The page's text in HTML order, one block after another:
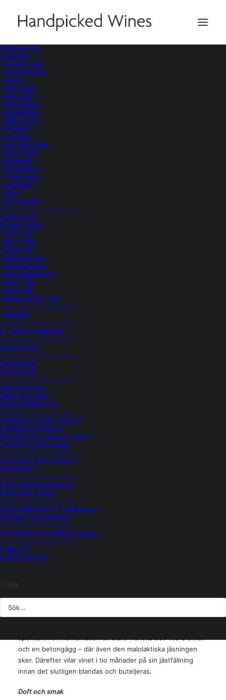
| PRODUKTER
| LÄNDER
• ARGENTINA
• AUSTRALIEN
• CHILE
• ENGLAND
• FINLAND
• FRANKRIKE
• GEORGIEN
• GREKLAND
• ITALIEN
• KANADA
• NYA ZEELAND
• PORTUGAL
• SPANIEN
• SYDAFRIKA
• TYSKLAND
• UNGERN
• USA
• ÖSTERRIKE
• • • • • • • • • • • • • • • • •
| SÖKGUIDE
| VARUTYPER
• VITT VIN
• RÖTT VIN
• ROSÉ VIN
• ORANGE VIN
• CHAMPAGNE
• MOUSSERANDE
• SÖTT VIN
• PORTVIN
• EKOLOGISKT VIN
• • • • • • • • • • • • • • • • •
• GRAPPA
• • • • • • • • • • • • • • • • •
| FLASKSTORLEKAR
• • • • • • • • • • • • • • • • •
| SÖKGUIDE
• • • • • • • • • • • • • • • • •
| PRISLISTA
| SÖKGUIDE
• • • • • • • • • • • • • • • • •
| RESTAURANG
| BESTÄLL HÄR!
| REGISTRERA DIG
• • • • • • • • • • • • • • • • •
| FRIENDS | STORE | INSIGHT
| FRIENDS | Klubben
| STORE | Provningar & Event
| INSIGHT | Reportage
• • • • • • • • • • • • • • • • •
| KONTAKT | INFO | ABOUT
| KONTAKT
• • • • • • • • • • • • • • • • •
| OM OSS | Medarbetare
| ENGLISH | About
• • • • • • • • • • • • • • • • •
| SUSTAINABILITY | Hållbarhet
| PRESS | Produktbilder
• • • • • • • • • • • • • • • • •
| INTEGRITET | GDPR | Cookies
• • • • • • • • • • • • • • • • •
| ARKIVET
| BACK OFFICE
WOLF & WOMAN CHENIN BLANC 2024
Ny årgång och efterlängtad av många. Wolf & Woman
Chenin Blanc är ett vin med tydlig identitet och djupa rötter
– bokstavligen. Druvorna kommer från fyra olika vingårdar
med dry-farmed bush vines som alla har uppnått en
respektabel ålder på mellan 40 och 48 år. Tre av dessa
vingårdar ligger i Paardeberg och planterades 1968, 1971
och 1980, i vittrad granitjord. Den fjärde vingården ligger
norr om Malmesbury och planterades 1981, i järnrik röd jord
med hög andel lera. Samtliga odlingar är obevattnade och
präglade av Swartlands karga klimat.
Vingårdarna i Paardeberg, som utgör 70 % av vinet, bidrar
med elegans, mineralitet och energi. Här handlar det om en
stram struktur, fräschör och nyanserade toner av citrus och
vita stenfrukter. Den återstående tredjedelen, från den
under 24 timmar innan de pressas som hela klasar. Musten
och en betongägg – där även den malolaktiska jäsningen
sker. Därefter vilar vinet i tio månader på sin jästfällning
innan det slutligen blandas och buteljeras.
Doft och smak